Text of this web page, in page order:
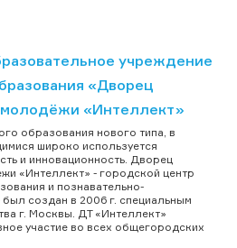
учреждение
«Дворец
молодёжи «Интеллект»
образования нового типа, в
широко используется
и инновационность. Дворец
«Интеллект» - городской центр
и познавательно-
создан в 2006 г. специальным
г. Москвы. ДТ «Интеллект»
участие во всех общегородских